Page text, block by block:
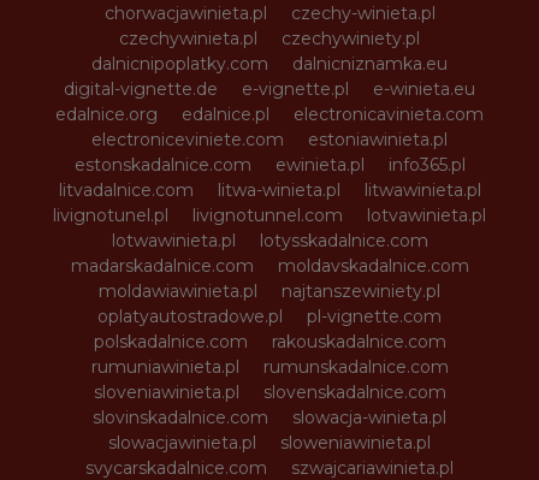
chorwacjawinieta.pl
czechy-winieta.pl
czechywinieta.pl
czechywiniety.pl
dalnicnipoplatky.com
dalnicniznamka.eu
digital-vignette.de
e-vignette.pl
e-winieta.eu
edalnice.org
edalnice.pl
electronicavinieta.com
electroniceviniete.com
estoniawinieta.pl
estonskadalnice.com
ewinieta.pl
info365.pl
litvadalnice.com
litwa-winieta.pl
litwawinieta.pl
livignotunel.pl
livignotunnel.com
lotvawinieta.pl
lotwawinieta.pl
lotysskadalnice.com
madarskadalnice.com
moldavskadalnice.com
moldawiawinieta.pl
najtanszewiniety.pl
oplatyautostradowe.pl
pl-vignette.com
polskadalnice.com
rakouskadalnice.com
rumuniawinieta.pl
rumunskadalnice.com
sloveniawinieta.pl
slovenskadalnice.com
slovinskadalnice.com
slowacja-winieta.pl
slowacjawinieta.pl
sloweniawinieta.pl
svycarskadalnice.com
szwajcariawinieta.pl